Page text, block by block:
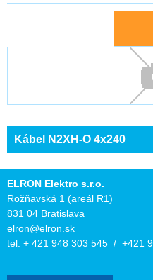
Kábel N2XH-O 4x240
ELRON Elektro s.r.o.
Rožňavská 1 (areál R1)
831 04 Bratislava
elron@elron.sk
tel. + 421 948 303 545 / +421